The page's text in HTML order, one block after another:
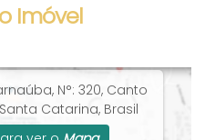
Imóvel
, N°: 320, Canto
Santa Catarina, Brasil